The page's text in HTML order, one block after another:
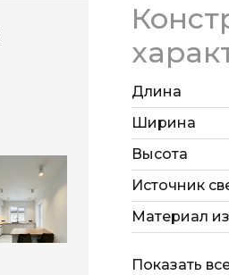
Длина
Ширина
Высота
Источник
Материал
Показать